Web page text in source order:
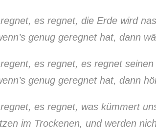
es regnet, die Erde wird
genug geregnet hat, dann
es regnet, es regnet
genug geregnet hat, dann
es regnet, was kümmert
im Trockenen, und werden